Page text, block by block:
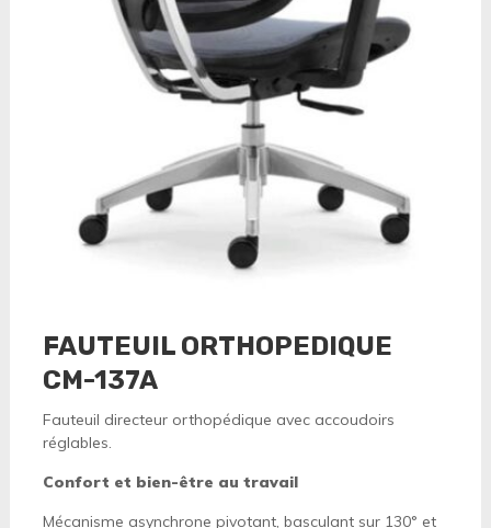
FAUTEUIL ORTHOPEDIQUE
CM-137A
Fauteuil directeur orthopédique avec accoudoirs
réglables.
Confort et bien-être au travail
Mécanisme asynchrone pivotant, basculant sur 130° et